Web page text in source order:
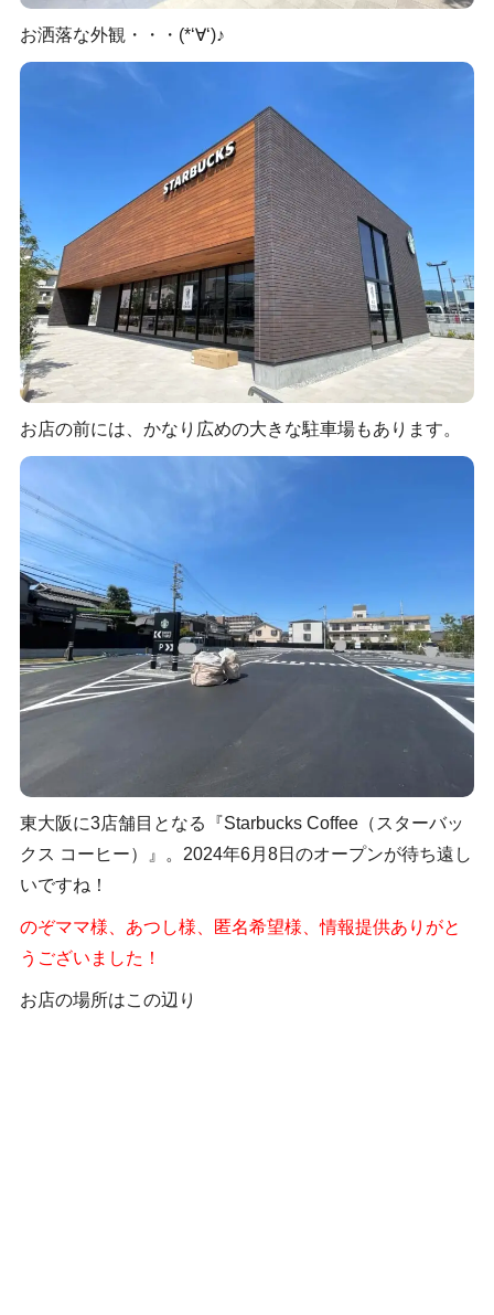
お洒落な外観・・・(*‘∀‘)♪
お店の前には、かなり広めの大きな駐車場もあります。
東大阪に3店舗目となる『Starbucks Coffee（スターバッ
クス コーヒー）』。2024年6月8日のオープンが待ち遠し
いですね！
のぞママ様、あつし様、匿名希望様、情報提供ありがと
うございました！
お店の場所はこの辺り